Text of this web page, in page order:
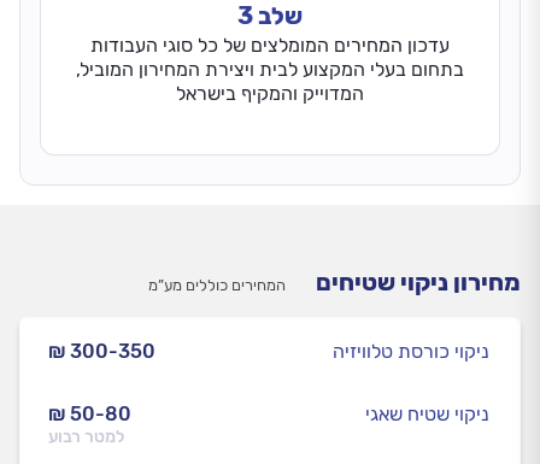
שלב 3
עדכון המחירים המומלצים של כל סוגי העבודות
בתחום בעלי המקצוע לבית ויצירת המחירון המוביל,
המדוייק והמקיף בישראל
מחירון ניקוי שטיחים המחירים כוללים מע”מ
₪ 300-350 ניקוי כורסת טלוויזיה
₪ 50-80
למטר רבוע
ניקוי שטיח שאגי